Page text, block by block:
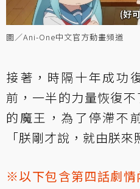
圖／Ani-One中文官方動畫頻道
接著，時隔十年成功
前，一半的力量恢復
的魔王，為了停滯不
「朕剛才說，就由朕來
※以下包含第四話劇情